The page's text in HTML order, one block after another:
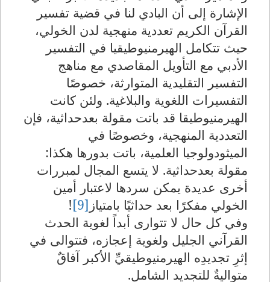
الإشارة إلى أن البادي لنا في قضية تفسير
القرآن الكريم تعددية منهجية لدن الخولي،
حيث تتكامل الهيرمنيوطيقيا في التفسير
الأدبي مع التأويل المقاصدي مع مناهج
التفسير التقليدية المتوارثة، خصوصًا
التفسيرات اللغوية والبلاغية. ولئن كانت
الهيرمنيوطيقا قد باتت مقولة بعدحداثية، فإن
التعددية المنهجية، وخصوصًا في
الميثودولوجيا العلمية، باتت بدورها هكذا:
مقولة بعدحداثية. لا يتسع المجال لمبررات
أخرى عديدة يمكن سردها لاعتبار أمين
الخولي مفكرًا بعد حداثيًا بامتياز
![9]
وفي كل حال لا تتوارى أبداً لغوية الحدث
القرآني الجليل ولغوية إعجازه، فتتوالى في
إثرِ تجديدِه الهيرمنيوطيقيِّ الأكبر آفاقٌ
متواليةٌ للتجديد الشامل.